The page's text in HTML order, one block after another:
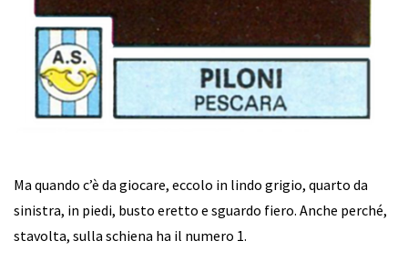
Ma quando c’è da giocare, eccolo in lindo grigio, quarto da
sinistra, in piedi, busto eretto e sguardo fiero. Anche perché,
stavolta, sulla schiena ha il numero 1.